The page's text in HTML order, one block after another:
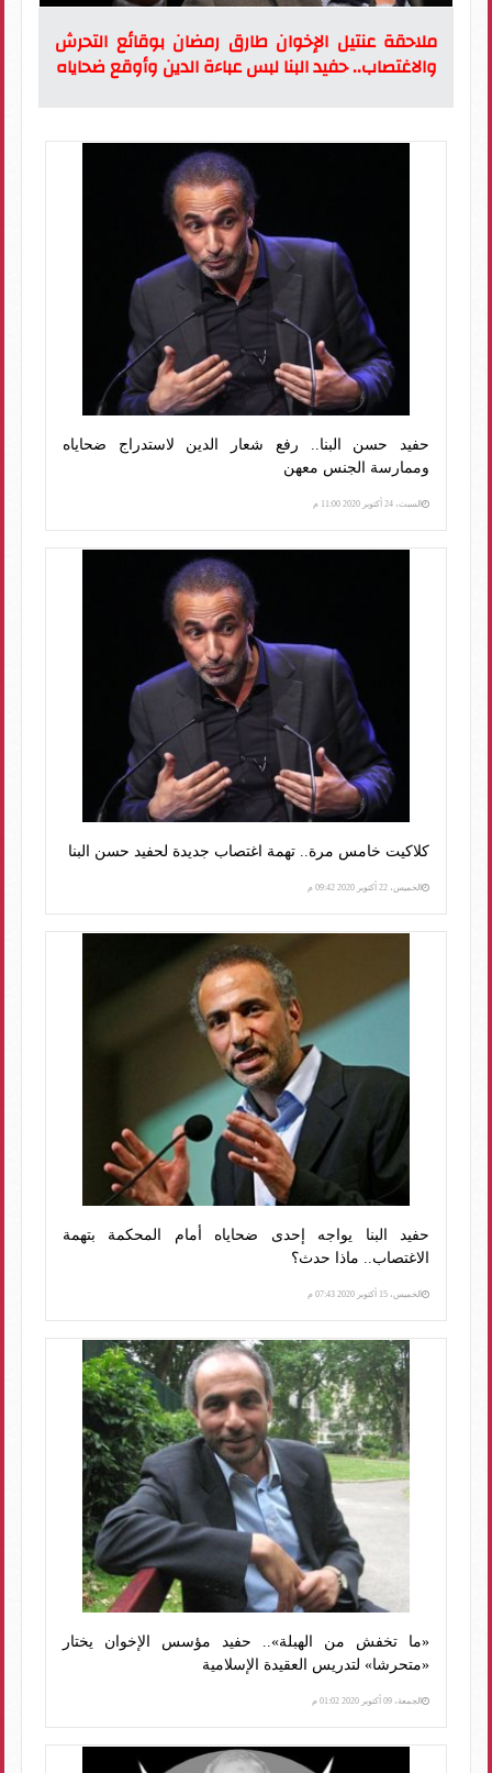
ملاحقة عنتيل الإخوان طارق رمضان بوقائع التحرش
والاغتصاب.. حفيد البنا لبس عباءة الدين وأوقع ضحاياه
حفيد حسن البنا.. رفع شعار الدين لاستدراج ضحاياه
وممارسة الجنس معهن
السبت، 24 أكتوبر 2020 11:00 م
كلاكيت خامس مرة.. تهمة اغتصاب جديدة لحفيد حسن البنا
الخميس، 22 أكتوبر 2020 09:42 م
حفيد البنا يواجه إحدى ضحاياه أمام المحكمة بتهمة
الاغتصاب.. ماذا حدث؟
الخميس، 15 أكتوبر 2020 07:43 م
«ما تخفش من الهبلة».. حفيد مؤسس الإخوان يختار
«متحرشا» لتدريس العقيدة الإسلامية
الجمعة، 09 أكتوبر 2020 01:02 م